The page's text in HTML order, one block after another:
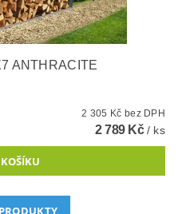
ANTHRACITE
2 305 Kč bez DPH
2 789 Kč/ ks